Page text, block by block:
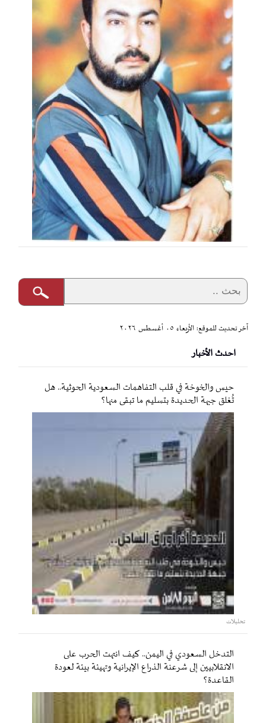
آخر تحديث للموقع: الأربعاء ٠٥ أغسطس ٢٠٢٦
احدث الأخبار
حيس والخوخة في قلب التفاهمات السعودية الحوثية.. هل
تُغلق جبهة الحديدة بتسليم ما تبقى منها؟
تحليلات
التدخل السعودي في اليمن.. كيف انتهت الحرب على
الانقلابيين إلى شرعنة الذراع الإيرانية وتهيئة بيئة لعودة
القاعدة؟